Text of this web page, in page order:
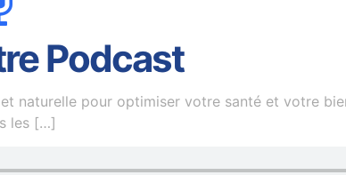
Podcast
naturelle pour optimiser votre santé et votre
les […]